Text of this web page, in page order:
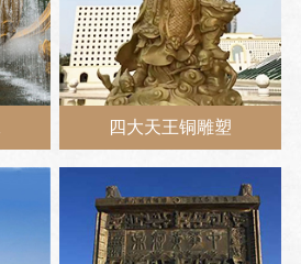
四大天王铜雕塑